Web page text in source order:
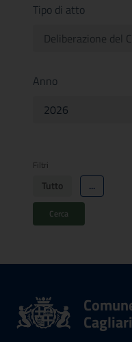
Tipo di atto
Anno
Filtri
Tutto ...
Cagliari